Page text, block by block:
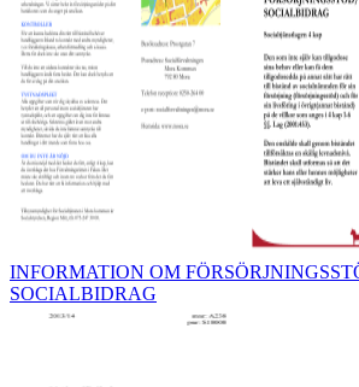
INFORMATION OM
SOCIALBIDRAG